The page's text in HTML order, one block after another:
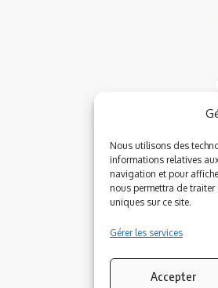
Nous utilisons des
informations relatives
navigation et pour
nous permettra de
uniques sur ce site.
Gérer les services
Accepter